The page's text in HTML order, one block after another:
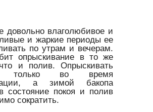
довольно влаголюбивое и
и жаркие периоды ее
по утрам и вечерам.
опрыскивание в то же
и полив. Опрыскивать
только во время
а зимой бакопа
состояние покоя и полив
сократить.